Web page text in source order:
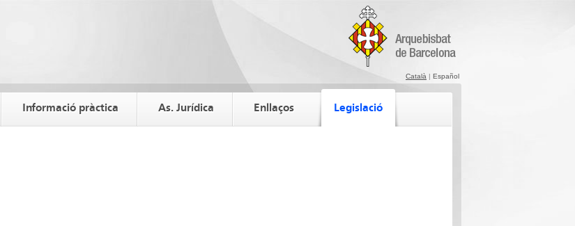
Català | Español
Informació pràctica As. Jurídica Enllaços Legislació